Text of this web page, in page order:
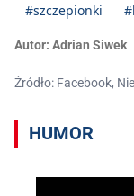
#szczepionki
Autor: Adrian Siwek
Źródło: Facebook,
HUMOR